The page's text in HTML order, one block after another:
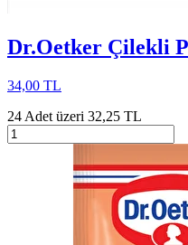
Dr.Oetker Çilekli
34,00 TL
24 Adet üzeri 32,25 TL